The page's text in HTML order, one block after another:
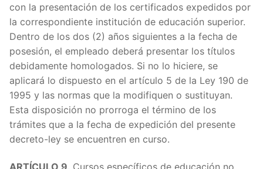
con la presentación de los certificados expedidos por
la correspondiente institución de educación superior.
Dentro de los dos (2) años siguientes a la fecha de
posesión, el empleado deberá presentar los títulos
debidamente homologados. Si no lo hiciere, se
aplicará lo dispuesto en el artículo 5 de la Ley 190 de
1995 y las normas que la modifiquen o sustituyan.
Esta disposición no prorroga el término de los
trámites que a la fecha de expedición del presente
decreto-ley se encuentren en curso.